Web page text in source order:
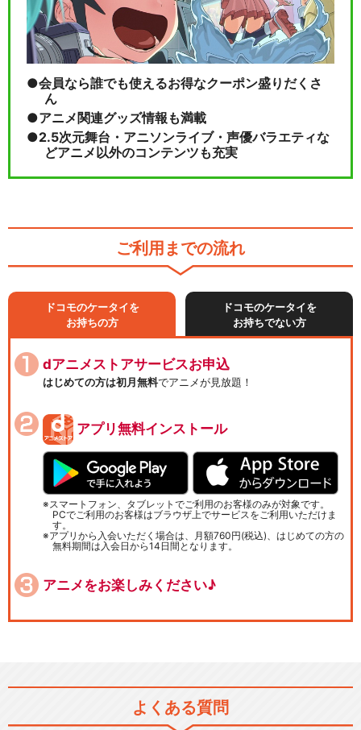
会員なら誰でも使えるお得なクーポン盛りだくさ
ん
アニメ関連グッズ情報も満載
2.5次元舞台・アニソンライブ・声優バラエティな
どアニメ以外のコンテンツも充実
ご利用までの流れ
ドコモのケータイを
お持ちの方
ドコモのケータイを
お持ちでない方
dアニメストアサービスお申込
はじめての方は初月無料でアニメが見放題！
アプリ無料インストール
スマートフォン、タブレットでご利用のお客様のみが対象です。
PCでご利用のお客様はブラウザ上でサービスをご利用いただけま
す。
アプリから入会いただく場合は、月額760円(税込)、はじめての方の
無料期間は入会日から14日間となります。
アニメをお楽しみください♪
よくある質問